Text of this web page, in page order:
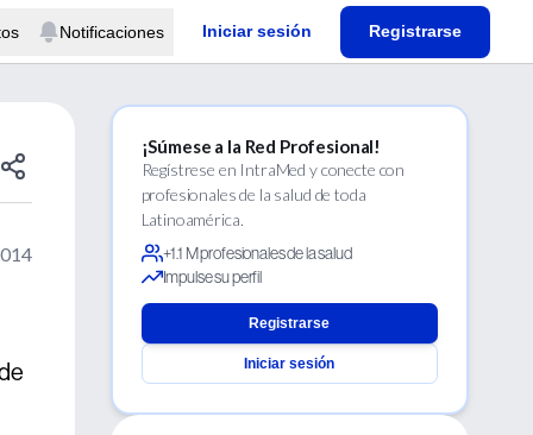
Notificaciones Iniciar sesión Registrarse
¡Súmese a la Red Profesional!
Regístrese en IntraMed y conecte con
profesionales de la salud de toda
Latinoamérica.
+1.1 M profesionales de la salud
Impulse su perfil
Registrarse
Iniciar sesión